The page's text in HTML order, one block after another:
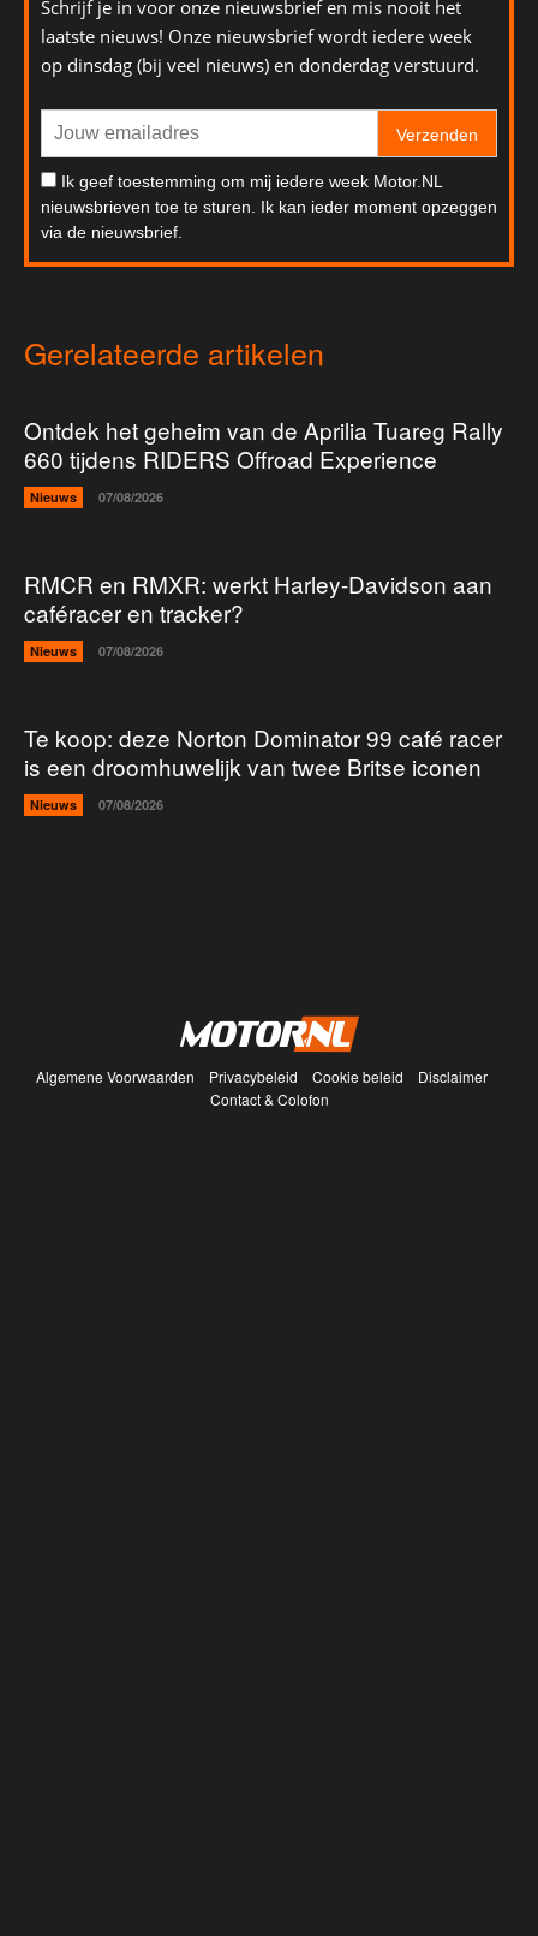
Schrijf je in voor onze nieuwsbrief en mis nooit het
laatste nieuws! Onze nieuwsbrief wordt iedere week
op dinsdag (bij veel nieuws) en donderdag verstuurd.
Verzenden
Ik geef toestemming om mij iedere week Motor.NL
nieuwsbrieven toe te sturen. Ik kan ieder moment opzeggen
via de nieuwsbrief.
Gerelateerde artikelen
Ontdek het geheim van de Aprilia Tuareg Rally
660 tijdens RIDERS Offroad Experience
Nieuws 07/08/2026
RMCR en RMXR: werkt Harley-Davidson aan
caféracer en tracker?
Nieuws 07/08/2026
Te koop: deze Norton Dominator 99 café racer
is een droomhuwelijk van twee Britse iconen
Nieuws 07/08/2026
Algemene Voorwaarden Privacybeleid Cookie beleid
Disclaimer
Contact & Colofon